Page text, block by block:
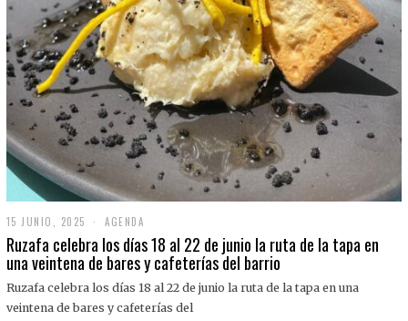
15 JUNIO, 2025
J
U
I
O
AGENDA
Ruzafa celebra los días 18 al 22 de junio la ruta de la tapa en
una veintena de bares y cafeterías del barrio
Ruzafa celebra los días 18 al 22 de junio la ruta de la tapa en una
veintena de bares y cafeterías del